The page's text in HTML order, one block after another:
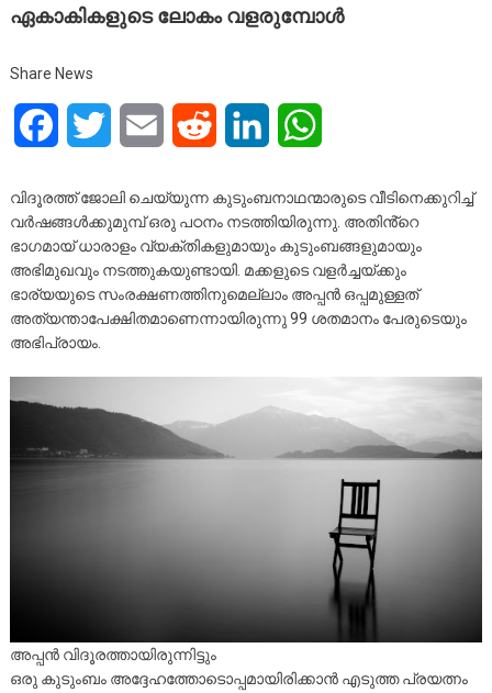
ഏകാകികളുടെ ലോകം വളരുമ്പോൾ
Share News
FacebookTwitter Email Reddit LinkedIn
വിദൂരത്ത് ജോലി ചെയ്യുന്ന കുടുംബനാഥന്മാരുടെ വീടിനെക്കുറിച്ച്
വർഷങ്ങൾക്കുമുമ്പ് ഒരു പഠനം നടത്തിയിരുന്നു. അതിൻ്റെ
ഭാഗമായ് ധാരാളം വ്യക്തികളുമായും കുടുംബങ്ങളുമായും
അഭിമുഖവും നടത്തുകയുണ്ടായി. മക്കളുടെ വളർച്ചയ്ക്കും
ഭാര്യയുടെ സംരക്ഷണത്തിനുമെല്ലാം അപ്പൻ ഒപ്പമുള്ളത്
അത്യന്താപേക്ഷിതമാണെന്നായിരുന്നു 99 ശതമാനം പേരുടെയും
അഭിപ്രായം.
അപ്പൻ വിദൂരത്തായിരുന്നിട്ടും
ഒരു കുടുംബം അദ്ദേഹത്തോടൊപ്പമായിരിക്കാൻ എടുത്ത പ്രയത്നം